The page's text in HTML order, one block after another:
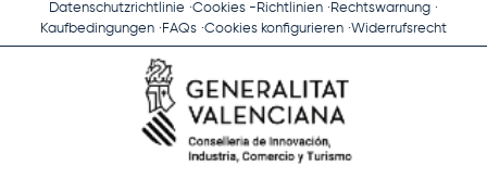
Datenschutzrichtlinie Cookies -Richtlinien
Rechtswarnung
Kaufbedingungen
FAQs Cookies konfigurieren Widerrufsrecht